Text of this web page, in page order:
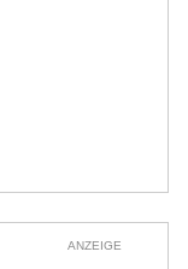
ANZEIGE